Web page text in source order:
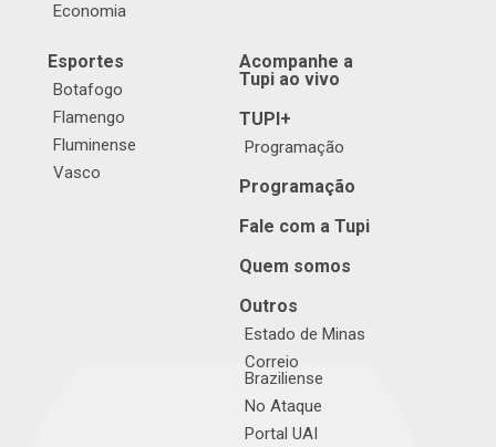
Economia
Esportes
Botafogo
Flamengo
Fluminense
Vasco
Acompanhe a
Tupi ao vivo
TUPI+
Programação
Programação
Fale com a Tupi
Quem somos
Outros
Estado de Minas
Correio
Braziliense
No Ataque
Portal UAI